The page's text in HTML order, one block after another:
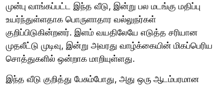
முன்பு வாங்கப்பட்ட இந்த வீடு, இன்று பல மடங்கு மதிப்பு
உயர்ந்துள்ளதாக பொருளாதார வல்லுநர்கள்
குறிப்பிடுகின்றனர். இளம் வயதிலேயே எடுத்த சரியான
முதலீட்டு முடிவு, இன்று அவரது வாழ்க்கையின் மிகப்பெரிய
சொத்துகளில் ஒன்றாக மாறியுள்ளது.
இந்த வீடு குறித்து பேசும்போது, அது ஒரு ஆடம்பரமான